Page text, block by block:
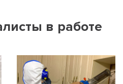
в работе